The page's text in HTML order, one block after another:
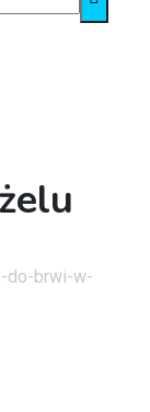
do-brwi-w-